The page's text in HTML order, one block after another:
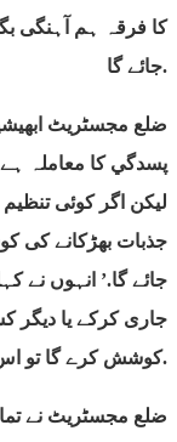
کا فرقہ ہم آہنگی
جائے گا.
ضلع مجسٹریٹ
پسدگي کا معاملہ
لیکن اگر کوئی
جذبات بھڑکانے کی
جائے گا.’ انہوں نے
جاری کرکے یا
کوشش کرے گا تو اس سے سختی سے نمٹا جائے گا.
ضلع مجسٹریٹ نے